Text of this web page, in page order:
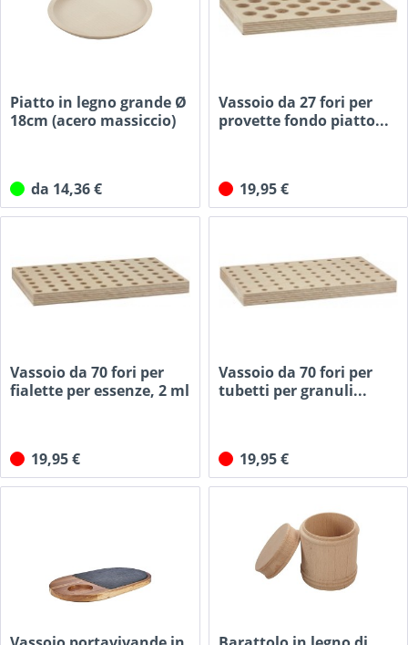
Piatto in legno grande Ø
18cm (acero massiccio)
da 14,36 €
Vassoio da 27 fori per
provette fondo piatto...
19,95 €
Vassoio da 70 fori per
fialette per essenze, 2 ml
19,95 €
Vassoio da 70 fori per
tubetti per granuli...
19,95 €